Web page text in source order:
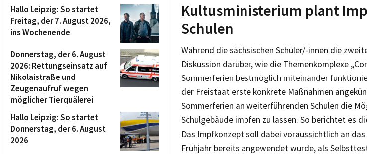
Kultusministerium plant
Schulen
Während die sächsischen Schüler/-innen die
Diskussion darüber, wie die Themenkomplexe
Sommerferien bestmöglich miteinander
der Freistaat erste konkrete Maßnahmen
Sommerferien an weiterführenden Schulen die
Schulgebäude impfen zu lassen. So berichtet es
Das Impfkonzept soll dabei voraussichtlich an
Frühjahr bereits angewendet wurde, als
Hallo Leipzig: So startet
Freitag, der 7. August 2026,
ins Wochenende
Donnerstag, der 6. August
2026: Rettungseinsatz auf
Nikolaistraße und
Zeugenaufruf wegen
möglicher Tierquälerei
Hallo Leipzig: So startet
Donnerstag, der 6. August
2026